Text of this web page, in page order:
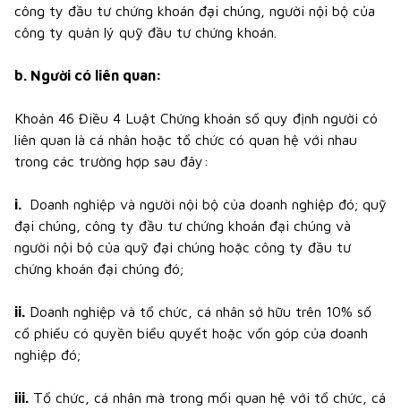
công ty đầu tư chứng khoán đại chúng, người nội bộ của
công ty quản lý quỹ đầu tư chứng khoán.
b. Người có liên quan:
Khoản 46 Điều 4 Luật Chứng khoán số quy định người có
liên quan là cá nhân hoặc tổ chức có quan hệ với nhau
trong các trường hợp sau đây:
i. Doanh nghiệp và người nội bộ của doanh nghiệp đó; quỹ
đại chúng, công ty đầu tư chứng khoán đại chúng và
người nội bộ của quỹ đại chúng hoặc công ty đầu tư
chứng khoán đại chúng đó;
ii. Doanh nghiệp và tổ chức, cá nhân sở hữu trên 10% số
cổ phiếu có quyền biểu quyết hoặc vốn góp của doanh
nghiệp đó;
iii. Tổ chức, cá nhân mà trong mối quan hệ với tổ chức, cá